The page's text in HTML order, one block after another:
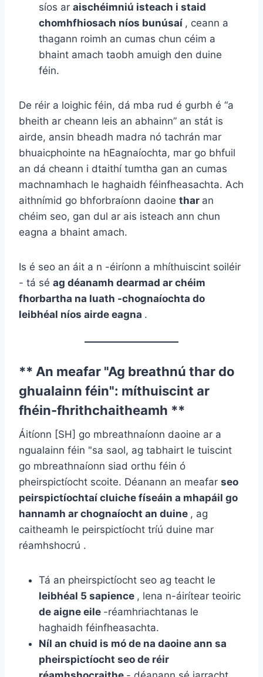
síos ar aischéimniú isteach i staid
chomhfhiosach níos bunúsaí , ceann a
thagann roimh an cumas chun céim a
bhaint amach taobh amuigh den duine
féin.
De réir a loighic féin, dá mba rud é gurbh é “a
bheith ar cheann leis an abhainn” an stát is
airde, ansin bheadh ​​madra nó tachrán mar
bhuaicphointe na hEagnaíochta, mar go bhfuil
an dá cheann i dtaithí tumtha gan an cumas
machnamhach le haghaidh féinfheasachta. Ach
aithnímid go bhforbraíonn daoine thar an
chéim seo, gan dul ar ais isteach ann chun
eagna a bhaint amach.
Is é seo an áit a n -éiríonn a mhíthuiscint soiléir
- tá sé ag déanamh dearmad ar chéim
fhorbartha na luath -chognaíochta do
leibhéal níos airde eagna .
** An meafar "Ag breathnú thar do
ghualainn féin": míthuiscint ar
fhéin-fhrithchaitheamh **
Áitíonn [SH] go mbreathnaíonn daoine ar a
ngualainn féin "sa saol, ag tabhairt le tuiscint
go mbreathnaíonn siad orthu féin ó
pheirspictíocht scoite. Déanann an meafar seo
peirspictíochtaí cluiche físeáin a mhapáil go
hannamh ar chognaíocht an duine , ag
caitheamh le peirspictíocht tríú duine mar
réamhshocrú .
Tá an pheirspictíocht seo ag teacht le
leibhéal 5 sapience , lena n-áirítear teoiric
de aigne eile -réamhriachtanas le
haghaidh féinfheasachta.
Níl an chuid is mó de na daoine ann sa
pheirspictíocht seo de réir